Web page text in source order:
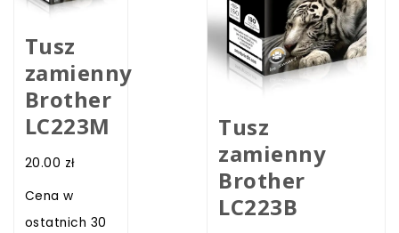
Tusz
zamienny
Brother
LC223M
20.00 zł
Cena w
ostatnich 30
Tusz
zamienny
Brother
LC223B